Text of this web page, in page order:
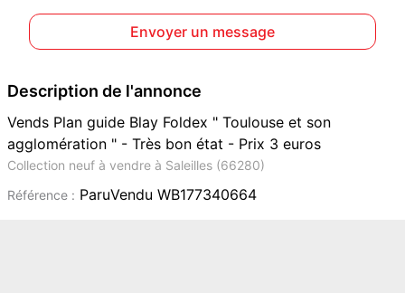
Envoyer un message
Description de l'annonce
Vends Plan guide Blay Foldex " Toulouse et son
agglomération " - Très bon état - Prix 3 euros
Collection neuf à vendre à Saleilles (66280)
Référence : ParuVendu WB177340664